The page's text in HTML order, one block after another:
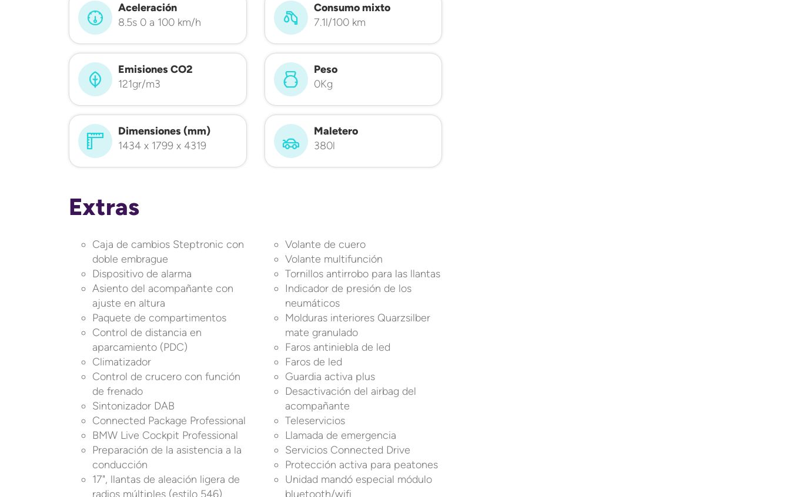
Aceleración
8.5s 0 a 100 km/h
Consumo mixto
7.1l/100 km
Emisiones CO2
121gr/m3
Peso
0Kg
Dimensiones (mm)
1434 x 1799 x 4319
Maletero
380l
Extras
Caja de cambios Steptronic con
doble embrague
Dispositivo de alarma
Asiento del acompañante con
ajuste en altura
Paquete de compartimentos
Control de distancia en
aparcamiento (PDC)
Climatizador
Control de crucero con función
de frenado
Sintonizador DAB
Connected Package Professional
BMW Live Cockpit Professional
Preparación de la asistencia a la
conducción
17", llantas de aleación ligera de
radios múltiples (estilo 546)
Volante de cuero
Volante multifunción
Tornillos antirrobo para las llantas
Indicador de presión de los
neumáticos
Molduras interiores Quarzsilber
mate granulado
Faros antiniebla de led
Faros de led
Guardia activa plus
Desactivación del airbag del
acompañante
Teleservicios
Llamada de emergencia
Servicios Connected Drive
Protección activa para peatones
Unidad mandó especial módulo
bluetooth/wifi